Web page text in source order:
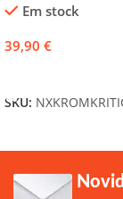
Em stock
39,90 €
SKU: